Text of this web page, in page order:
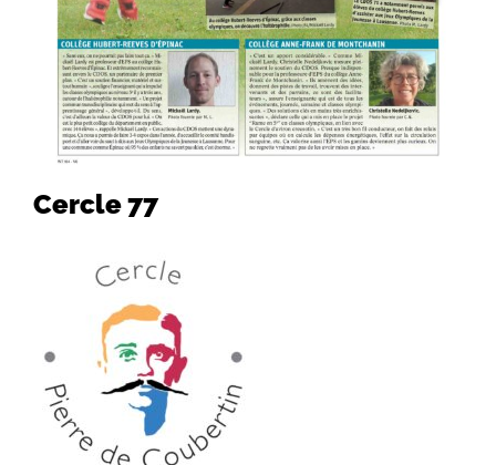
Cercle 77